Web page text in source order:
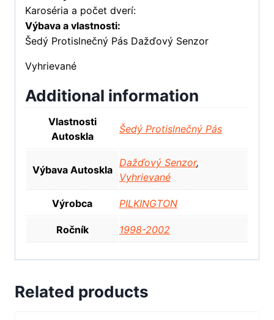
Karoséria a počet dverí:
Výbava a vlastnosti:
Šedý Protislnečný Pás Dažďový Senzor
Vyhrievané
Additional information
Vlastnosti
Autoskla
Šedý Protislnečný Pás
Výbava Autoskla
Dažďový Senzor,
Vyhrievané
Výrobca PILKINGTON
Ročník 1998-2002
Related products